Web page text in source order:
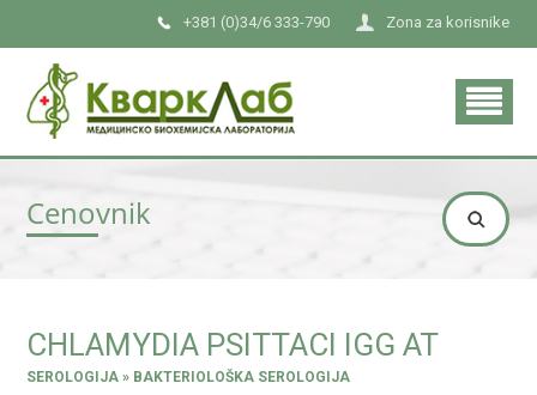
Zona za korisnike
+381 (0)34/6 333-790
Cenovnik
CHLAMYDIA PSITTACI IGG AT
SEROLOGIJA » BAKTERIOLOŠKA SEROLOGIJA